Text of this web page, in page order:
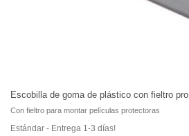
Escobilla de goma de plástico con fieltro pro
Con fieltro para montar películas protectoras
Estándar - Entrega 1-3 días!